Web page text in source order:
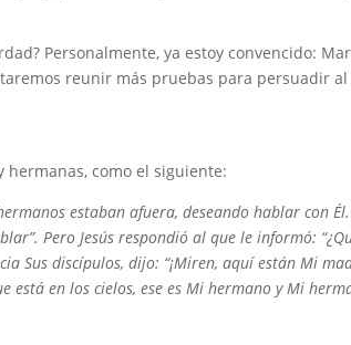
Personalmente, ya estoy convencido:
reunir más pruebas para persuadir al
hermanas, como el siguiente:
estaban afuera, deseando hablar con
Pero Jesús respondió al que le informó:
Sus discípulos, dijo: “¡Miren, aquí están Mi
en los cielos, ese es Mi hermano y Mi